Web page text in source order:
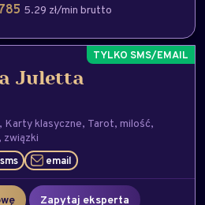
5.29 zł/min brutto
Juletta
Karty klasyczne Tarot milość
związki
sms email
Zapytaj eksperta